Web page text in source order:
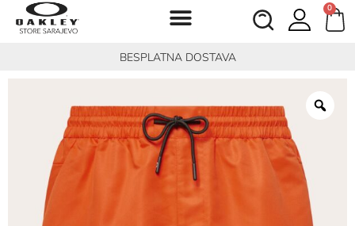
0
BESPLATNA DOSTAVA